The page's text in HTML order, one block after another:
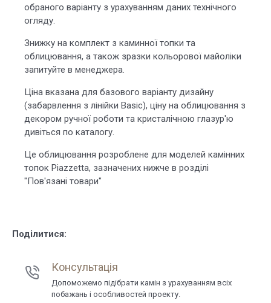
обраного варіанту з урахуванням даних технічного
огляду.
Знижку на комплект з каминної топки та
облицювання, а також зразки кольорової майоліки
запитуйте в менеджера.
Ціна вказана для базового варіанту дизайну
(забарвлення з лінійки Basic), ціну на облицювання з
декором ручної роботи та кристалічною глазур'ю
дивіться по каталогу.
Це облицювання розроблене для моделей камінних
топок Piazzetta, зазначених нижче в розділі
"Пов'язані товари"
Поділитися:
Консультація
Допоможемо підібрати камін з урахуванням всіх
побажань і особливостей проекту.